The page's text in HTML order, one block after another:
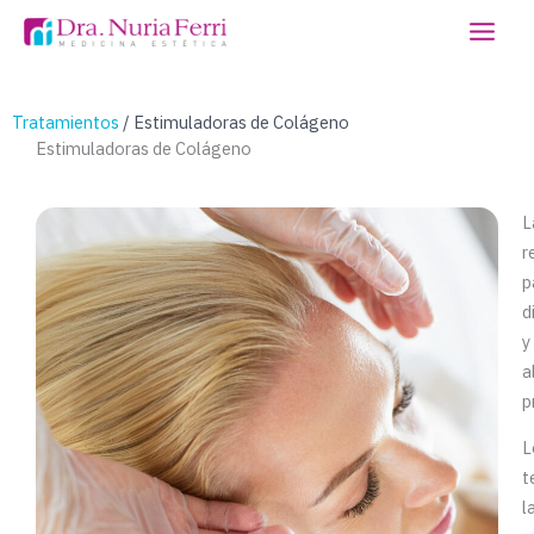
Tratamientos / Estimuladoras de Colágeno
Estimuladoras de Colágeno